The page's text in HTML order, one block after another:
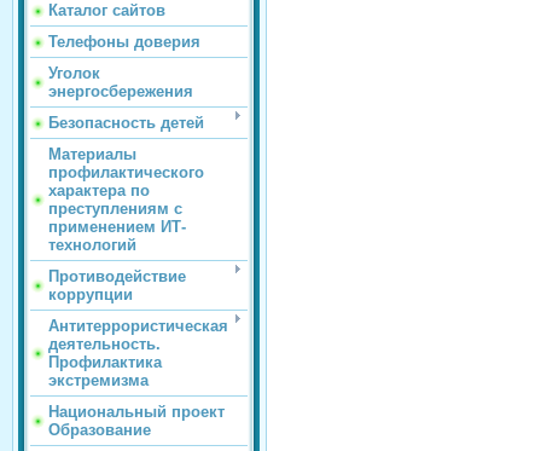
Каталог сайтов
Телефоны доверия
Уголок
энергосбережения
Безопасность детей
Материалы
профилактического
характера по
преступлениям с
применением ИТ-
технологий
Противодействие
коррупции
Антитеррористическая
деятельность.
Профилактика
экстремизма
Национальный проект
Образование